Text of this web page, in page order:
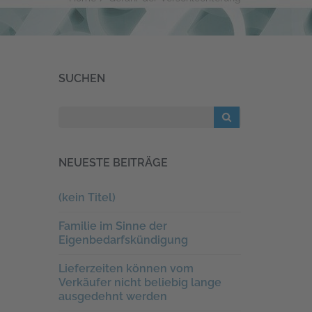
SUCHEN
NEUESTE BEITRÄGE
(kein Titel)
Familie im Sinne der
Eigenbedarfskündigung
Lieferzeiten können vom
Verkäufer nicht beliebig lange
ausgedehnt werden